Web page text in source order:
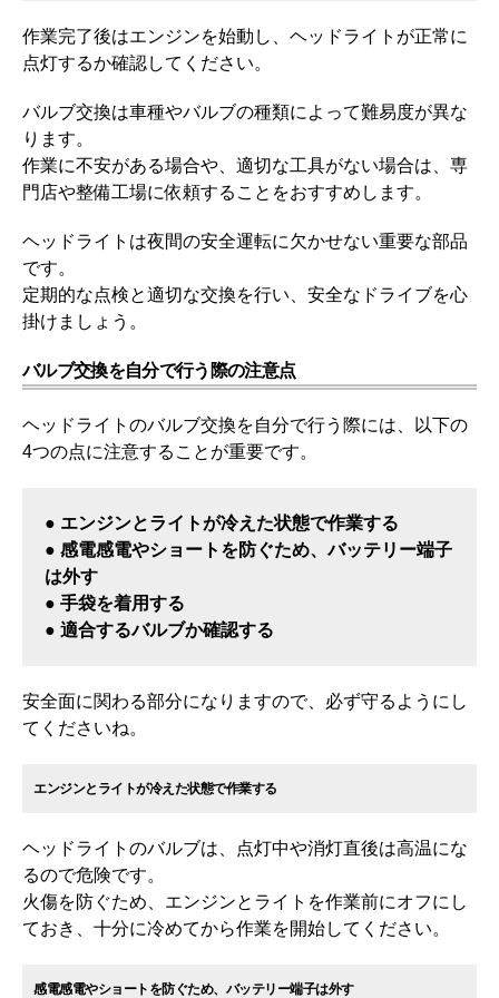
作業完了後はエンジンを始動し、ヘッドライトが正常に
点灯するか確認してください。
バルブ交換は車種やバルブの種類によって難易度が異な
ります。
作業に不安がある場合や、適切な工具がない場合は、専
門店や整備工場に依頼することをおすすめします。
ヘッドライトは夜間の安全運転に欠かせない重要な部品
です。
定期的な点検と適切な交換を行い、安全なドライブを心
掛けましょう。
バルブ交換を自分で行う際の注意点
ヘッドライトのバルブ交換を自分で行う際には、以下の
4つの点に注意することが重要です。
● エンジンとライトが冷えた状態で作業する
● 感電感電やショートを防ぐため、バッテリー端子
は外す
● 手袋を着用する
● 適合するバルブか確認する
安全面に関わる部分になりますので、必ず守るようにし
てくださいね。
エンジンとライトが冷えた状態で作業する
ヘッドライトのバルブは、点灯中や消灯直後は高温にな
るので危険です。
火傷を防ぐため、エンジンとライトを作業前にオフにし
ておき、十分に冷めてから作業を開始してください。
感電感電やショートを防ぐため、バッテリー端子は外す